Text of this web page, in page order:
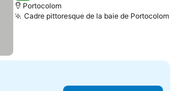
Portocolom
Cadre pittoresque de la baie de Portocolom